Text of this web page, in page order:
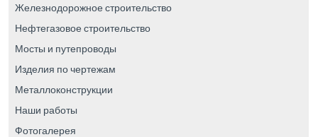
Железнодорожное строительство
Нефтегазовое строительство
Мосты и путепроводы
Изделия по чертежам
Металлоконструкции
Наши работы
Фотогалерея